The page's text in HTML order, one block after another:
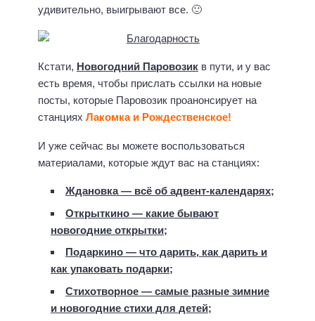
удивительно, выигрывают все. 🙂
Кстати, Новогодний Паровозик в пути, и у вас
есть время, чтобы прислать ссылки на новые
посты, которые Паровозик проанонсирует на
станциях Лакомка и Рождественское!
И уже сейчас вы можете воспользоваться
материалами, которые ждут вас на станциях:
Ждановка — всё об адвент-календарях;
Открыткино — какие бывают
новогодние открытки;
Подаркино — что дарить, как дарить и
как упаковать подарки;
Стихотворное — самые разные зимние
и новогодние стихи для детей;